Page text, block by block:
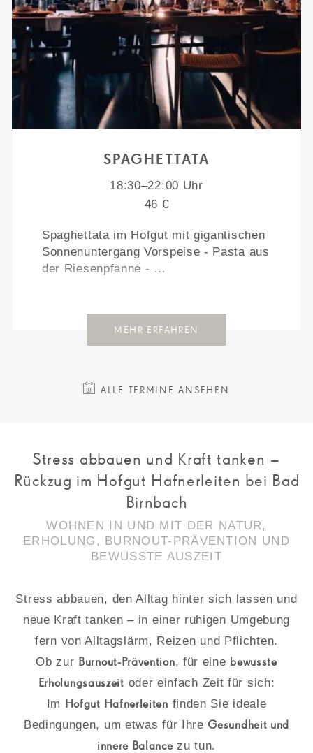
SPAGHETTATA
18:30–22:00 Uhr
46 €
Spaghettata im Hofgut mit gigantischen
Sonnenuntergang Vorspeise - Pasta aus
der Riesenpfanne - …
MEHR ERFAHREN
ALLE TERMINE ANSEHEN
Stress abbauen und Kraft tanken –
Rückzug im Hofgut Hafnerleiten bei Bad
Birnbach
WOHNEN IN UND MIT DER NATUR,
ERHOLUNG, BURNOUT-PRÄVENTION UND
BEWUSSTE AUSZEIT
Stress abbauen, den Alltag hinter sich lassen und
neue Kraft tanken – in einer ruhigen Umgebung
fern von Alltagslärm, Reizen und Pflichten.
Ob zur Burnout-Prävention, für eine bewusste
Erholungsauszeit oder einfach Zeit für sich:
Im Hofgut Hafnerleiten finden Sie ideale
Bedingungen, um etwas für Ihre Gesundheit und
innere Balancezu tun.